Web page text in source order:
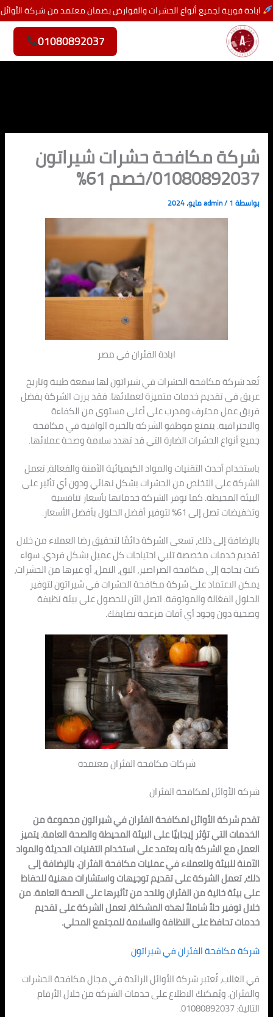
تخطي
إلى
المحتوى
ابادة فورية لجميع أنواع الحشرات والقوارض بضمان معتمد من شركة الأوائل
01080892037
شركة مكافحة حشرات شيراتون
01080892037/خصم 61%
بواسطة admin/1 مايو، 2024
ابادة الفئران في مصر
تُعد شركة مكافحة الحشرات في شيراتون لها سمعة طيبة وتاريخ
عريق في تقديم خدمات متميزة لعملائها. فقد برزت الشركة بفضل
فريق عمل محترف ومدرب على أعلى مستوى من الكفاءة
والاحترافية. يتمتع موظفو الشركة بالخبرة الوافية في مكافحة
جميع أنواع الحشرات الضارة التي قد تهدد سلامة وصحة عملائها.
باستخدام أحدث التقنيات والمواد الكيميائية الآمنة والفعالة، تعمل
الشركة على التخلص من الحشرات بشكل نهائي ودون أي تأثير على
البيئة المحيطة. كما توفر الشركة خدماتها بأسعار تنافسية
وتخفيضات تصل إلى 61% لتوفير أفضل الحلول بأفضل الأسعار.
بالإضافة إلى ذلك، تسعى الشركة دائمًا لتحقيق رضا العملاء من خلال
تقديم خدمات مخصصة تلبي احتياجات كل عميل بشكل فردي. سواء
كنت بحاجة إلى مكافحة الصراصير، البق، النمل، أو غيرها من الحشرات،
يمكن الاعتماد على شركة مكافحة الحشرات في شيراتون لتوفير
الحلول الفعّالة والموثوقة. اتصل الآن للحصول على بيئة نظيفة
وصحية دون وجود أي آفات مزعجة تضايقك.
شركات مكافحة الفئران معتمدة
شركة الأوائل لمكافحة الفئران
تقدم شركة الأوائل لمكافحة الفئران في شيراتون مجموعة من
الخدمات التي تؤثر إيجابيًا على البيئة المحيطة والصحة العامة. يتميز
العمل مع الشركة بأنه يعتمد على استخدام التقنيات الحديثة والمواد
الآمنة للبيئة وللعملاء في عمليات مكافحة الفئران. بالإضافة إلى
ذلك، تعمل الشركة على تقديم توجيهات واستشارات مهنية للحفاظ
على بيئة خالية من الفئران وللحد من تأثيرها على الصحة العامة. من
خلال توفير حلاً شاملاً لهذه المشكلة، تعمل الشركة على تقديم
خدمات تحافظ على النظافة والسلامة للمجتمع المحلي.
شركة مكافحة الفئران في شيراتون
في الغالب، تُعتبر شركة الأوائل الرائدة في مجال مكافحة الحشرات
والفئران. ويُمكنك الاطلاع على خدمات الشركة من خلال الأرقام
التالية: 01080892037.